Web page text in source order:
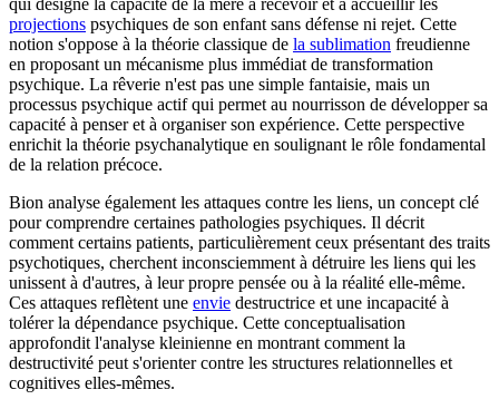
projections psychiques de son enfant sans défense ni rejet. Cette
notion s'oppose à la théorie classique de la sublimation freudienne
en proposant un mécanisme plus immédiat de transformation
psychique. La rêverie n'est pas une simple fantaisie, mais un
processus psychique actif qui permet au nourrisson de développer sa
capacité à penser et à organiser son expérience. Cette perspective
enrichit la théorie psychanalytique en soulignant le rôle fondamental
de la relation précoce.
Bion analyse également les attaques contre les liens, un concept clé
pour comprendre certaines pathologies psychiques. Il décrit
comment certains patients, particulièrement ceux présentant des traits
psychotiques, cherchent inconsciemment à détruire les liens qui les
unissent à d'autres, à leur propre pensée ou à la réalité elle-même.
Ces attaques reflètent une envie destructrice et une incapacité à
tolérer la dépendance psychique. Cette conceptualisation
approfondit l'analyse kleinienne en montrant comment la
destructivité peut s'orienter contre les structures relationnelles et
cognitives elles-mêmes.